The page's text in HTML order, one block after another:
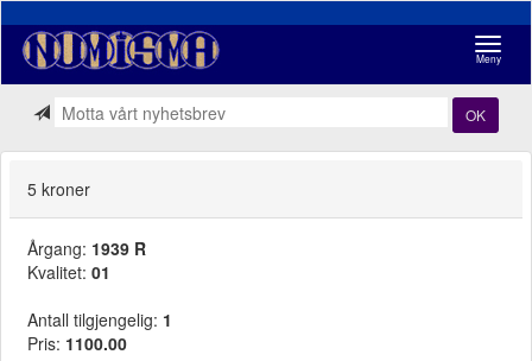
Meny
OK
5 kroner
Årgang: 1939 R
Kvalitet: 01
Antall tilgjengelig: 1
Pris: 1100.00